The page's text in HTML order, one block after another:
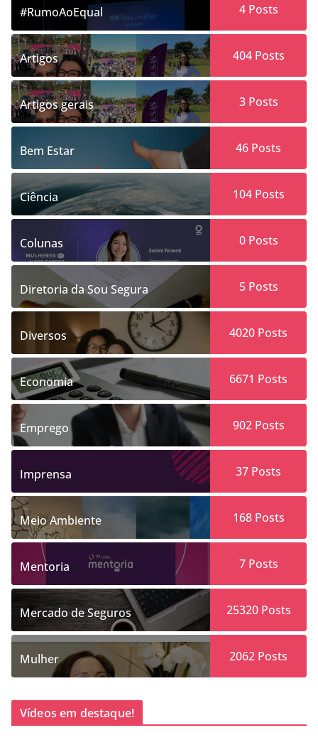
#RumoAoEqual 4Posts
Artigos 404Posts
Artigos gerais 3Posts
Bem Estar 46 Posts
Ciência 104Posts
Colunas 0Posts
Diretoria da Sou Segura 5Posts
Diversos 4020 Posts
Economia 6671 Posts
Emprego 902Posts
Imprensa 37 Posts
Meio Ambiente 168Posts
Mentoria 7Posts
Mercado de Seguros 25320Posts
Mulher 2062 Posts
Vídeos em destaque!